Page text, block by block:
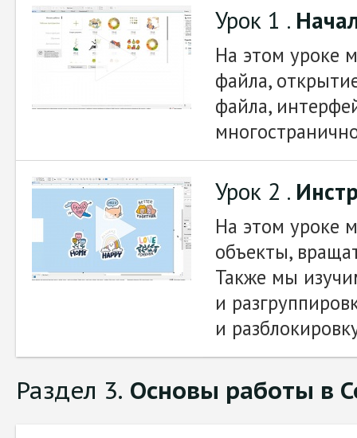
Урок 1 .
На этом уроке
файла,
файла,
Урок 2 .
На этом уроке
объекты,
Также мы
и
и
Раздел 3. Основы работы в